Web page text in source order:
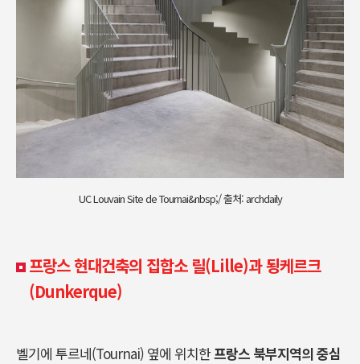
UC Louvain Site de Tournai&nbsp;/ 출처: archdaily
프랑스 현대건축의 집합소 릴(Lille)과 됭케르크
(Dunkerque)
벨기에 투르네(Tournai) 옆에 위치한프랑스 북부지역의 중심